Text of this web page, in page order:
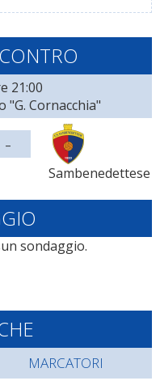
21:00
"G. Cornacchia"
-
Sambenedettese
sondaggio.
MARCATORI